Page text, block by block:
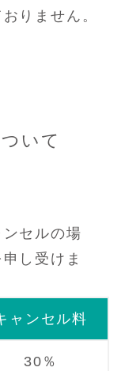
りません。
いて
セルの場
し受けま
ャンセル料
30％